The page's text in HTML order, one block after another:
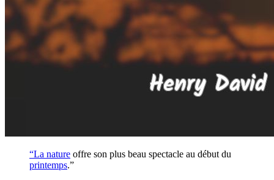
“La nature offre son plus beau spectacle au début du
printemps.”